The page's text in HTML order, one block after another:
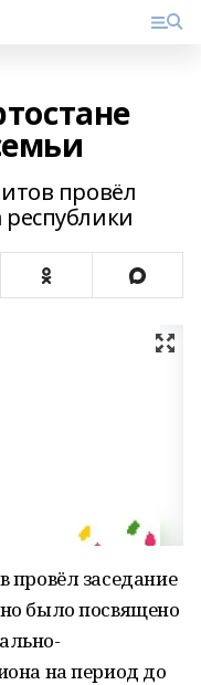
провёл
республики
провёл заседание
было посвящено
на период до